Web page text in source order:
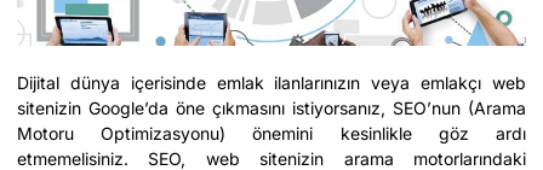
Dijital dünya içerisinde emlak ilanlarınızın veya emlakçı web
sitenizin Google’da öne çıkmasını istiyorsanız, SEO’nun (Arama
Motoru Optimizasyonu) önemini kesinlikle göz ardı
etmemelisiniz. SEO, web sitenizin arama motorlarındaki